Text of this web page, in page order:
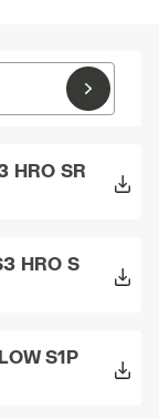
HRO SR
HRO S
S1P